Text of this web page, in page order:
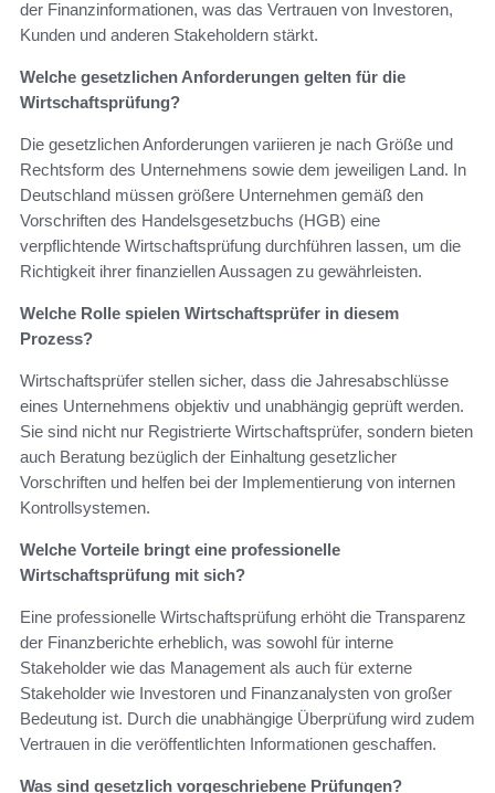
der Finanzinformationen, was das Vertrauen von Investoren,
Kunden und anderen Stakeholdern stärkt.
Welche gesetzlichen Anforderungen gelten für die
Wirtschaftsprüfung?
Die gesetzlichen Anforderungen variieren je nach Größe und
Rechtsform des Unternehmens sowie dem jeweiligen Land. In
Deutschland müssen größere Unternehmen gemäß den
Vorschriften des Handelsgesetzbuchs (HGB) eine
verpflichtende Wirtschaftsprüfung durchführen lassen, um die
Richtigkeit ihrer finanziellen Aussagen zu gewährleisten.
Welche Rolle spielen Wirtschaftsprüfer in diesem
Prozess?
Wirtschaftsprüfer stellen sicher, dass die Jahresabschlüsse
eines Unternehmens objektiv und unabhängig geprüft werden.
Sie sind nicht nur Registrierte Wirtschaftsprüfer, sondern bieten
auch Beratung bezüglich der Einhaltung gesetzlicher
Vorschriften und helfen bei der Implementierung von internen
Kontrollsystemen.
Welche Vorteile bringt eine professionelle
Wirtschaftsprüfung mit sich?
Eine professionelle Wirtschaftsprüfung erhöht die Transparenz
der Finanzberichte erheblich, was sowohl für interne
Stakeholder wie das Management als auch für externe
Stakeholder wie Investoren und Finanzanalysten von großer
Bedeutung ist. Durch die unabhängige Überprüfung wird zudem
Vertrauen in die veröffentlichten Informationen geschaffen.
Was sind gesetzlich vorgeschriebene Prüfungen?